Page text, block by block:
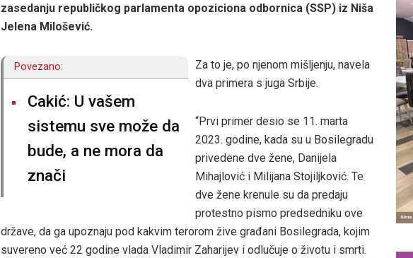
zasedanju republičkog parlamenta opoziciona odbornica (SSP) iz Niša
Jelena Milošević.
Povezano:
Cakić: U vašem
sistemu sve može da
bude, a ne mora da
znači
Za to je, po njenom mišljenju, navela
dva primera s juga Srbije.
“Prvi primer desio se 11. marta
2023. godine, kada su u Bosilegradu
privedene dve žene, Danijela
Mihajlović i Milijana Stojiljković. Te
dve žene krenule su da predaju
protestno pismo predsedniku ove
države, da ga upoznaju pod kakvim terorom žive građani Bosilegrada, kojim
suvereno već 22 godine vlada Vladimir Zaharijev i odlučuje o životu i smrti.